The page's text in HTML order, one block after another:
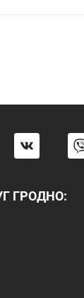
ГРОДНО: